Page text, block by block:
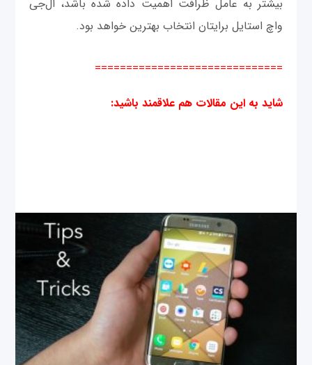
بیشتر به عامل ظرافت اهمیت داده شده باشد، ال‌جی
واچ استایل برایتان انتخاب بهترین خواهد بود.
==============================
شاید به این مقالات هم علاقمند باشید: